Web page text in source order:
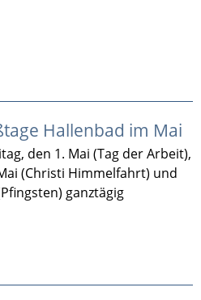
Hallenbad im Mai
den 1. Mai (Tag der Arbeit),
(Christi Himmelfahrt) und
ganztägig